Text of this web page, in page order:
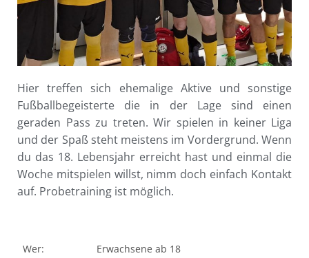
Hier treffen sich ehemalige Aktive und sonstige
Fußballbegeisterte die in der Lage sind einen
geraden Pass zu treten. Wir spielen in keiner Liga
und der Spaß steht meistens im Vordergrund. Wenn
du das 18. Lebensjahr erreicht hast und einmal die
Woche mitspielen willst, nimm doch einfach Kontakt
auf. Probetraining ist möglich.
Wer: Erwachsene ab 18